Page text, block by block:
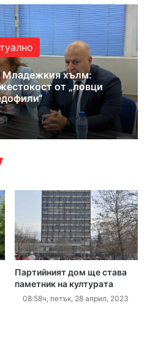
bo
ok
ub
e
ra
m
Младежкия хълм:
от „ловци
Партийният дом ще става
паметник на културата
08:58ч, петък, 28 април, 2023